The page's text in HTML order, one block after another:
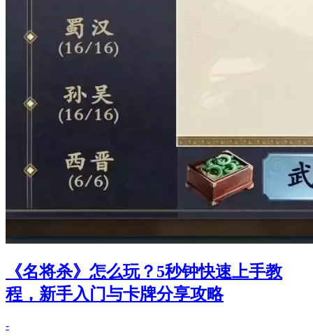
《名将杀》怎么玩？5秒钟快速上手教
程，新手入门与卡牌分享攻略
-